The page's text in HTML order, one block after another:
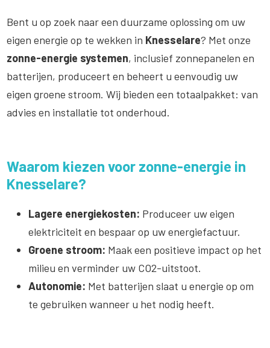
Bent u op zoek naar een duurzame oplossing om uw
eigen energie op te wekken in Knesselare? Met onze
zonne-energie systemen, inclusief zonnepanelen en
batterijen, produceert en beheert u eenvoudig uw
eigen groene stroom. Wij bieden een totaalpakket: van
advies en installatie tot onderhoud.
Waarom kiezen voor zonne-energie in
Knesselare?
Lagere energiekosten: Produceer uw eigen
elektriciteit en bespaar op uw energiefactuur.
Groene stroom: Maak een positieve impact op het
milieu en verminder uw CO2-uitstoot.
Autonomie: Met batterijen slaat u energie op om
te gebruiken wanneer u het nodig heeft.